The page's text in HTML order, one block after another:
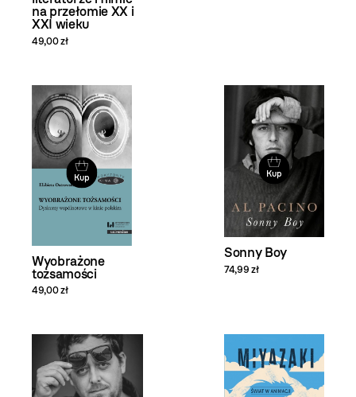
na przełomie XX i
XXI wieku
49,00 zł
Kup
Wyobrażone
tożsamości
49,00 zł
Kup
Sonny Boy
74,99 zł